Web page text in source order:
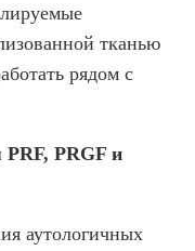
тканью
рядом с
PRF, PRGF и
аутологичных